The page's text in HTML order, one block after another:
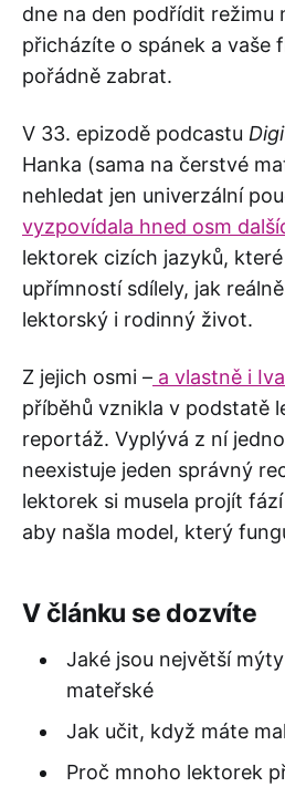
dne na den podřídit režimu
přicházíte o spánek a vaše
pořádně zabrat.
V 33. epizodě podcastu
Hanka (sama na čerstvé
nehledat jen univerzální
vyzpovídala hned osm
lektorek cizích jazyků,
upřímností sdílely, jak
lektorský i rodinný život.
Z jejich osmi – a vlastně i
příběhů vznikla v podstatě
reportáž. Vyplývá z ní
neexistuje jeden správný
lektorek si musela projít
aby našla model, který
V článku se dozvíte
Jaké jsou největší
mateřské
Jak učit, když máte
Proč mnoho lektorek